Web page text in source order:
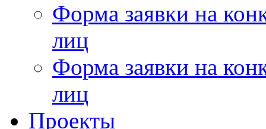
Форма заявки на
лиц
Форма заявки на
лиц
Проекты